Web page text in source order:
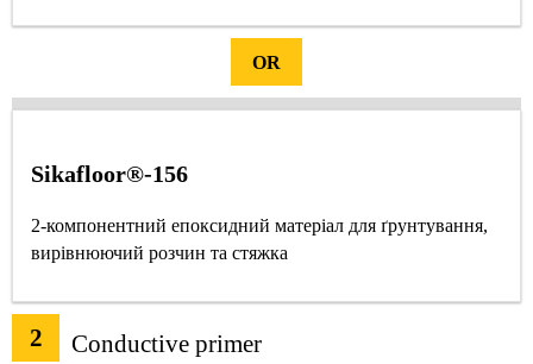
OR
Sikafloor®-156
2-компонентний епоксидний матеріал для ґрунтування,
вирівнюючий розчин та стяжка
2 Conductive primer